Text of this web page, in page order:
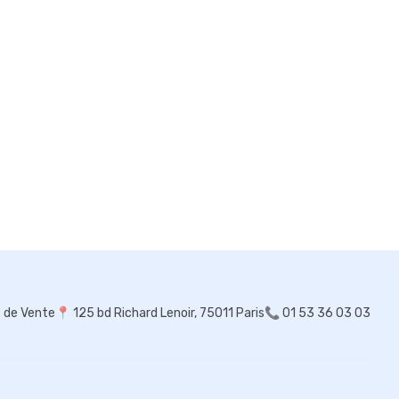
de Vente 📍 125 bd Richard Lenoir, 75011 Paris📞 01 53 36 03 03